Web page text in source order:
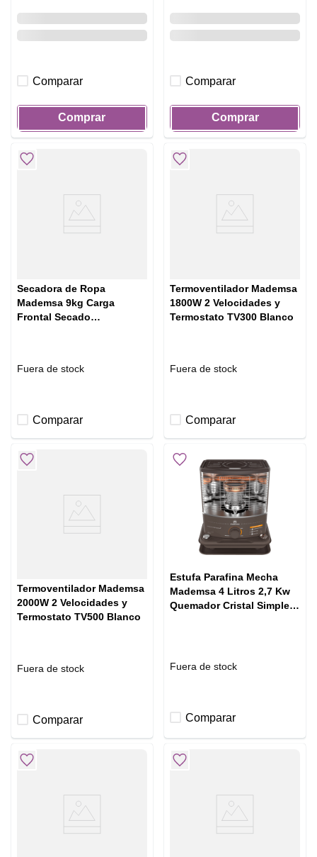
Comparar
Comprar
Comparar
Comprar
Secadora de Ropa
Mademsa 9kg Carga
Frontal Secado
Fuera de stock
Comparar
Termoventilador Mademsa
1800W 2 Velocidades y
Termostato TV300 Blanco
Fuera de stock
Comparar
Termoventilador Mademsa
2000W 2 Velocidades y
Termostato TV500 Blanco
Fuera de stock
Comparar
Estufa Parafina Mecha
Mademsa 4 Litros 2,7 Kw
Quemador Cristal Simples
Fuera de stock
Comparar